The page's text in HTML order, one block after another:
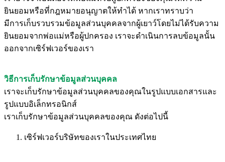
ยินยอมหรือที่กฎหมายอนุญาตให้ทำได้ หากเราทราบว่า
มีการเก็บรวบรวมข้อมูลส่วนบุคคลจากผู้เยาว์โดยไม่ได้รับความ
ยินยอมจากพ่อแม่หรือผู้ปกครอง เราจะดำเนินการลบข้อมูลนั้น
ออกจากเซิร์ฟเวอร์ของเรา
วิธีการเก็บรักษาข้อมูลส่วนบุคคล
เราจะเก็บรักษาข้อมูลส่วนบุคคลของคุณในรูปแบบเอกสารและ
รูปแบบอิเล็กทรอนิกส์
เราเก็บรักษาข้อมูลส่วนบุคคลของคุณ ดังต่อไปนี้
เซิร์ฟเวอร์บริษัทของเราในประเทศไทย